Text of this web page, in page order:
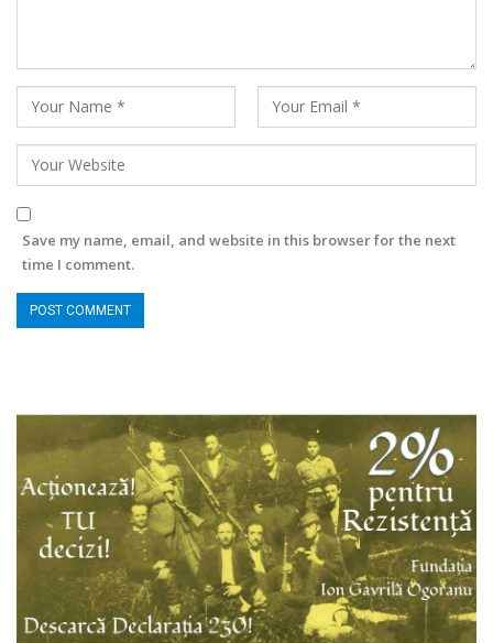
Save my name, email, and website in this browser for the next
time I comment.